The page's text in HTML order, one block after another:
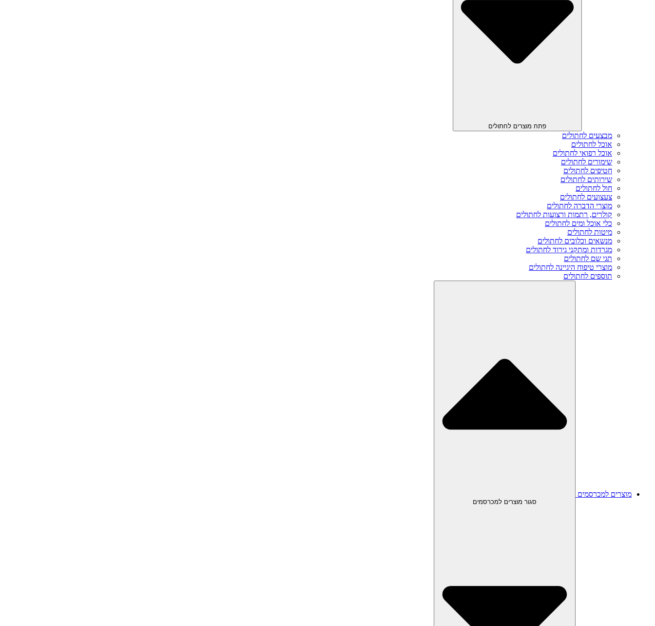
פתח מוצרים לחתולים
מבצעים לחתולים
אוכל לחתולים
אוכל רפואי לחתולים
שימורים לחתולים
חטיפים לחתולים
שירותים לחתולים
חול לחתולים
צעצועים לחתולים
מוצרי הדברה לחתולים
קולרים, רתמות ורצועות לחתולים
כלי אוכל ומים לחתולים
מיטות לחתולים
מנשאים וכלובים לחתולים
מגרדות ומתקני גירוד לחתולים
תגי שם לחתולים
מוצרי טיפוח היגיינה לחתולים
תוספים לחתולים
מוצרים למכרסמים
סגור מוצרים למכרסמים